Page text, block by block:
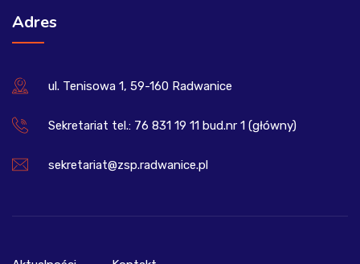
Adres
ul. Tenisowa 1, 59-160 Radwanice
Sekretariat tel.: 76 831 19 11 bud.nr 1 (główny)
sekretariat@zsp.radwanice.pl